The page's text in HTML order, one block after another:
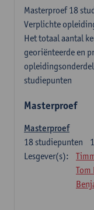
Masterproef 18
Verplichte
Het totaal aantal
georiënteerde en
studiepunten
Masterproef
Masterproef
18studiepunten
Lesgever(s):
Tom